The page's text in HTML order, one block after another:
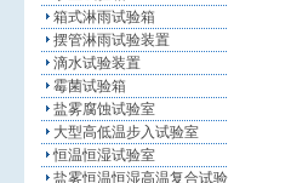
箱式淋雨试验箱
摆管淋雨试验装置
滴水试验装置
霉菌试验箱
盐雾腐蚀试验室
大型高低温步入试验室
恒温恒湿试验室
盐雾恒温恒湿高温复合试验